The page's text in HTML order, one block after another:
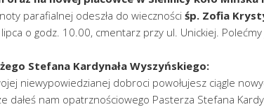
parafialnej odeszła do wieczności śp. Zofia
o godz. 10.00, cmentarz przy ul. Unickiej. Polećmy
Stefana Kardynała Wyszyńskiego:
niewypowiedzianej dobroci powołujesz ciągle
dałeś nam opatrznościowego Pasterza Stefana